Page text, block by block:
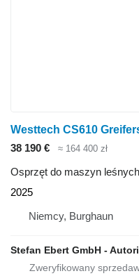
38 190 € ≈ 164 400 zł
Osprzęt do maszyn
2025
Niemcy, Burghaun